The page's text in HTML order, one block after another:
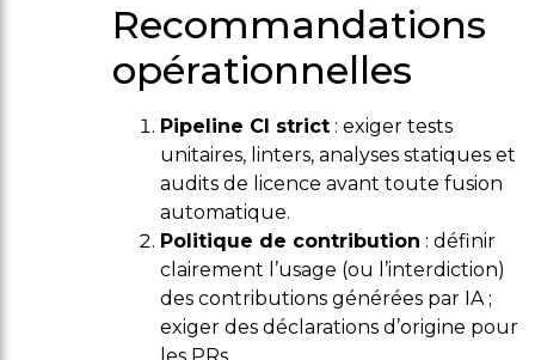
Recommandations
opérationnelles
Pipeline CI strict : exiger tests
unitaires, linters, analyses statiques et
audits de licence avant toute fusion
automatique.
Politique de contribution : définir
clairement l’usage (ou l’interdiction)
des contributions générées par IA ;
exiger des déclarations d’origine pour